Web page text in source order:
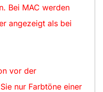
Bei MAC werden
angezeigt als bei
vor der
nur Farbtöne einer